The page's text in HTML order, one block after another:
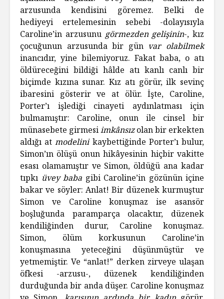
arzusunda kendisini göremez. Belki de
hediyeyi ertelemesinin sebebi -dolayısıyla
Caroline’in arzusunu görmezden gelişinin-, kız
çocuğunun arzusunda bir gün var olabilmek
inancıdır, yine bilemiyoruz. Fakat baba, o atı
öldüreceğini bildiği hâlde atı kanlı canlı bir
biçimde kızına sunar. Kız atı görür, ilk sevinç
ibaresini gösterir ve at ölür. İşte, Caroline,
Porter’ı işlediği cinayeti aydınlatması için
bulmamıştır: Caroline, onun ile cinsel bir
münasebete girmesiimkânsızolan bir erkekten
aldığı atmodelini kaybettiğinde Porter’ı bulur,
Simon’ın ölüşü onun hikâyesinin hiçbir vakitte
esası olamamıştır ve Simon, öldüğü ana kadar
tıpkı üvey baba gibi Caroline’in gözünün içine
bakar ve söyler: Anlat! Bir düzenek kurmuştur
Simon ve Caroline konuşmaz ise asansör
boşluğunda paramparça olacaktır, düzenek
kendiliğinden durur, Caroline konuşmaz.
Simon, ölüm korkusunun Caroline’in
konuşmasına yeteceğini düşünmüştür ve
yetmemiştir. Ve “anlat!” derken zirveye ulaşan
öfkesi -arzusu-, düzenek kendiliğinden
durduğunda bir anda düşer. Caroline konuşmaz